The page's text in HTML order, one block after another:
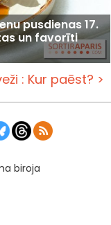
pusdienas 17.
un favorīti
: Kur paēst? >
biroja